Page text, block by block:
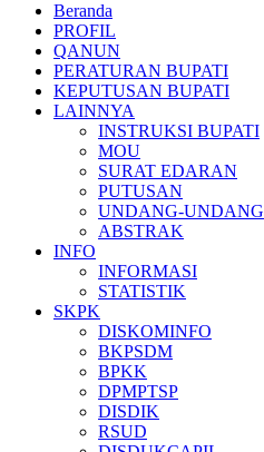
Beranda
PROFIL
QANUN
PERATURAN BUPATI
KEPUTUSAN BUPATI
LAINNYA
INSTRUKSI BUPATI
MOU
SURAT EDARAN
PUTUSAN
UNDANG-UNDANG
ABSTRAK
INFO
INFORMASI
STATISTIK
SKPK
DISKOMINFO
BKPSDM
BPKK
DPMPTSP
DISDIK
RSUD